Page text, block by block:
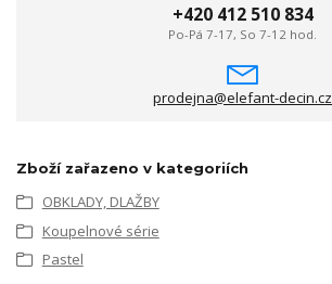
+420 412 510 834
Po-Pá 7-17, So 7-12 hod.
prodejna@elefant-decin.cz
Zboží zařazeno v kategoriích
OBKLADY, DLAŽBY
Koupelnové série
Pastel